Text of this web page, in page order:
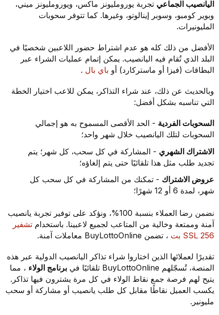
اليانصيب الجماعيتجربة يورومليونز ماكس، ويورومليونز ميني،
وبوير كومبو، وسوبر إينالوتو، وغيرها. كما تتوفر سحوبات
المليونيرات.
الأفضل من ذلك كله هو عدم اشتراط حضور اللاعبين شخصيًا في
البلد الذي تُقام فيه اليانصيب. يمكن إتمام عمليات الشراء عبر
البطاقات (فيزا أو ماستركارد) أوباي بال .
وبالحديث عن ذلك، عند شراء التذاكر، يمكن للاعب اختيار الخطة
التي تناسبه بشكل أفضل:
السحوبات الفردية- الحد الأقصى المسموح به هو إجمالي
السحوبات لتلك اليانصيب خلال شهر واحد؛
الاشتراك الشهري- المشاركة في كل سحب، كل شهر؛ يتم
تجديد طلب مثل هذا تلقائيًا حتى يتم إلغاؤه؛
عروض الاشتراك- تمكنك من المشاركة في كل سحب كل
شهر، لمدة 6 أو 12 شهرًا؛
نضمن رضا العملاء بنسبة 100%، ونؤكد على توفير تجربة يانصيب
آمنة وممتعة وخالية من المتاعب لجميع لاعبينا. باستخدامتشفير
SSL 256 بت
، تضمن BuyLottoOnline معاملات آمنة.
تقديرًا لعملائها الذين اختاروا شراء تذاكر اليانصيب الدولية عبر هذه
المنصة، تُسجّلهم BuyLottoOnline تلقائيًا في
برنامج الولاء، مما
يتيح لهم فرصة جمع نقاط الولاء في كل مرة يشترون فيها تذاكر.
يكسب العميل نقاطًا مقابل كل طلب يانصيب أو مشاركة أو سحب
مليونير.